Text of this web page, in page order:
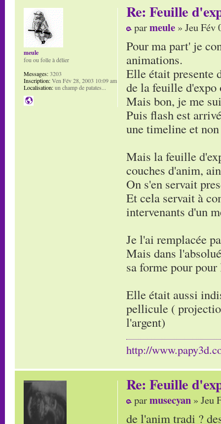
Re: Feuille
parmeule » Jeu Fév
Pour ma part' je
animations.
Elle était presente
de la feuille
Mais bon, je me
Puis flash est
une timeline et
Mais la feuille
couches d'anim,
On s'en servait
Et cela servait à
intervenants d'un
Je l'ai remplacée
Mais dans
sa forme pour
Elle était aussi
pellicule (
l'argent)
http://
meule
fou ou folle à délier
Messages:3203
Inscription:Ven Fév 28, 2003 10:09 am
Localisation:un champ de patates...
Re: Feuille
parmusecyan » Jeu
de l'anim tradi ?